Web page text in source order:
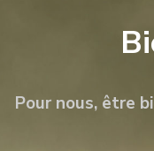
Pour nous, être